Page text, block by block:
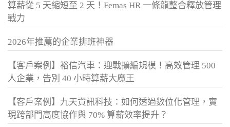
算薪從 5 天縮短至 2 天！Femas HR 一條龍整合釋放管理
戰力
2026年推薦的企業排班神器
【客戶案例】裕信汽車：迎戰擴編規模！高效管理 500
人企業，告別 40 小時算薪大魔王
【客戶案例】九天資訊科技：如何透過數位化管理，實
現跨部門高度協作與 70% 算薪效率提升？